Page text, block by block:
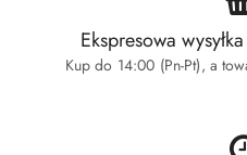
Ekspresowa
Kup do 14:00 (Pn-Pt), a